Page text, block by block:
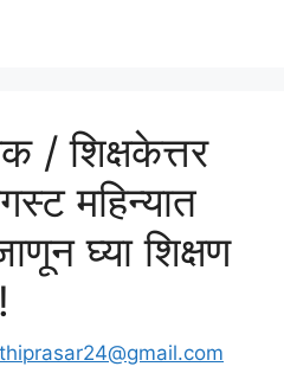
/ शिक्षकेत्तर
महिन्यात
घ्या शिक्षण